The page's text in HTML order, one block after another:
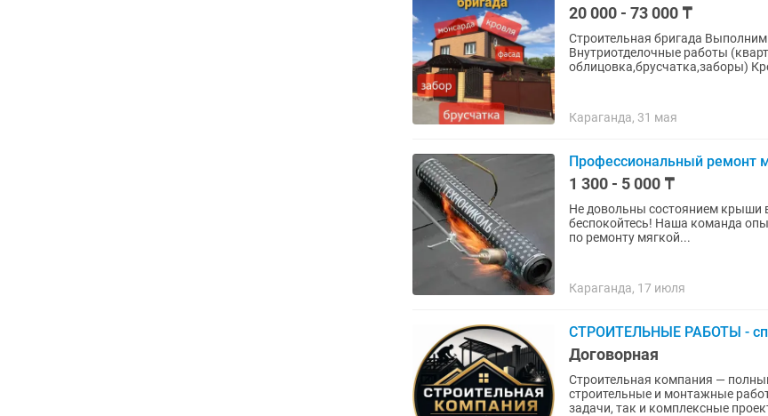
20 000 - 73 000 ₸
Строительная бригада Выполним следующие работы: Строительство жилых домов с 0
Внутриотделочные работы
облицовка,брусчатка,заборы)
Караганда, 31 мая
Профессиональный ремонт
1 300 - 5 000 ₸
Не довольны состоянием крыши
беспокойтесь! Наша команда
по ремонту мягкой...
Караганда, 17 июля
СТРОИТЕЛЬНЫЕ РАБОТЫ -
Договорная
Строительная компания — полный спектр
строительные и монтажные
задачи, так и комплексные